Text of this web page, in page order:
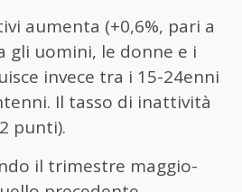
aumenta (+0,6%, pari a
gli uomini, le donne e i
invece tra i 15-24enni
Il tasso di inattività
punti).
il trimestre maggio-